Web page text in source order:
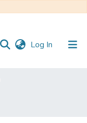
Log In (current)